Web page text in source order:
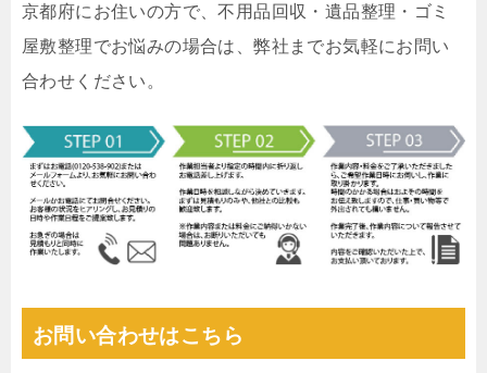
京都府にお住いの方で、不用品回収・遺品整理・ゴミ
屋敷整理でお悩みの場合は、弊社までお気軽にお問い
合わせください。
お問い合わせはこちら